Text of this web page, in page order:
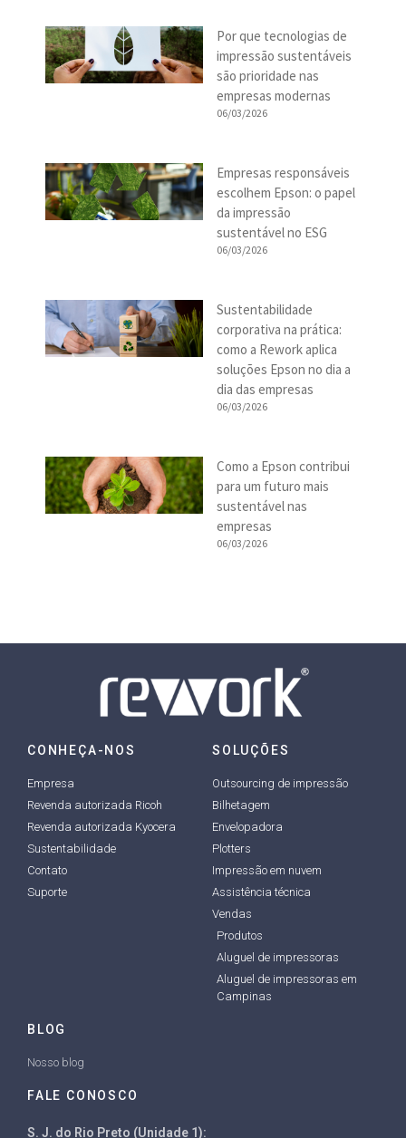
Por que tecnologias de
impressão sustentáveis
são prioridade nas
empresas modernas
06/03/2026
Empresas responsáveis
escolhem Epson: o papel
da impressão
sustentável no ESG
06/03/2026
Sustentabilidade
corporativa na prática:
como a Rework aplica
soluções Epson no dia a
dia das empresas
06/03/2026
Como a Epson contribui
para um futuro mais
sustentável nas
empresas
06/03/2026
CONHEÇA-NOS
Empresa
Revenda autorizada Ricoh
Revenda autorizada Kyocera
Sustentabilidade
Contato
Suporte
SOLUÇÕES
Outsourcing de impressão
Bilhetagem
Envelopadora
Plotters
Impressão em nuvem
Assistência técnica
Vendas
Produtos
Aluguel de impressoras
Aluguel de impressoras em
Campinas
BLOG
Nosso blog
FALE CONOSCO
S. J. do Rio Preto (Unidade 1):